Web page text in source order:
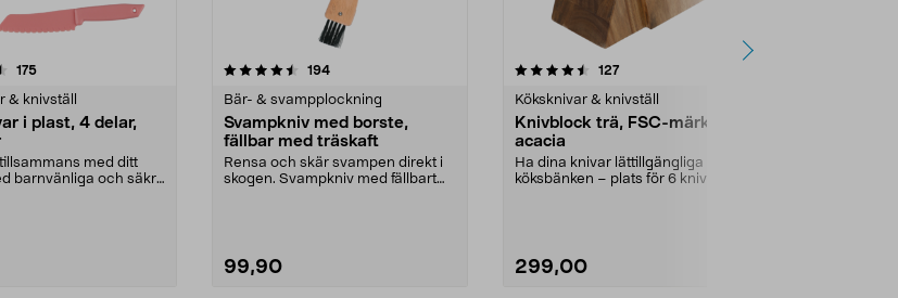
175recensioner
& knivställ
i plast, 4 delar,
med ditt
barnvänliga och säkra
4.5 av 5 stjärnor 194recensioner
Bär- & svampplockning
Svampkniv med borste,
fällbar med träskaft
Rensa och skär svampen direkt i
skogen. Svampkniv med fällbart
99,90
4.5 av 5 stjärnor 127recensioner
Köksknivar & knivställ
Knivblock trä, FSC-märkt
acacia
Ha dina knivar lättillgängliga på
köksbänken – plats för 6 knivar.
299,00
4.0 av 5 stjärnor